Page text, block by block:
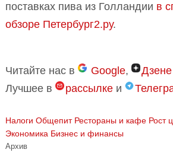
поставках пива из Голландии в
обзоре Петербург2.ру.
Читайте нас в Google, Дзене
Лучшее в
рассылке и
Налоги Общепит Рестораны и кафе Рост
Экономика Бизнес и финансы
Архив